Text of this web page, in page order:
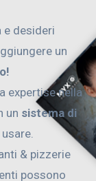
e desideri
un
expertise nella
un sistema di
& pizzerie
possono